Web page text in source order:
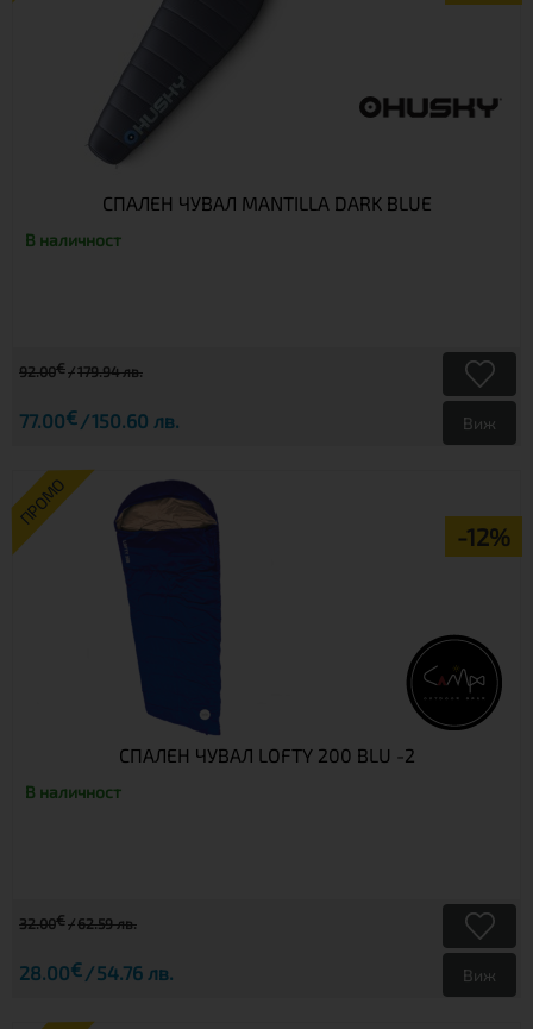
СПАЛЕН ЧУВАЛ MANTILLA DARK BLUE
В наличност
92.00€ 179.94 лв.
77.00€ 150.60 лв. Виж
ПРОМО
-12%
СПАЛЕН ЧУВАЛ LOFTY 200 BLU -2
В наличност
32.00€ 62.59 лв.
28.00€ 54.76 лв. Виж